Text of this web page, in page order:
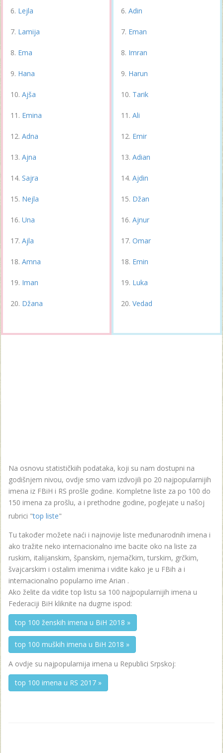
Lejla
Lamija
Ema
Hana
Ajša
Emina
Adna
Ajna
Sajra
Nejla
Una
Ajla
Amna
Iman
Džana
Adin
Eman
Imran
Harun
Tarik
Ali
Emir
Adian
Ajdin
Džan
Ajnur
Omar
Emin
Luka
Vedad
Na osnovu statističkiih podataka, koji su nam dostupni na
godišnjem nivou, ovdje smo vam izdvojili po 20 najpopularnijih
imena iz FBiH i RS prošle godine. Kompletne liste za po 100 do
150 imena za prošlu, a i prethodne godine, poglejate u našoj
rubrici "top liste"
Tu također možete naći i najnovije liste međunarodnih imena i
ako tražite neko internacionalno ime bacite oko na liste za
ruskim, italijanskim, španskim, njemačkim, turskim, grčkim,
švajcarskim i ostalim imenima i vidite kako je u FBih a i
internacionalno popularno ime Arian .
Ako želite da vidite top listu sa 100 najpopularnijih imena u
Federaciji BiH kliknite na dugme ispod:
top 100 ženskih imena u BiH 2018 »
top 100 muških imena u BiH 2018 »
A ovdje su najpopularnija imena u Republici Srpskoj:
top 100 imena u RS 2017 »